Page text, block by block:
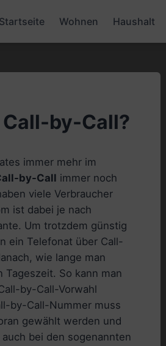
Startseite Wohnen Haushalt
by-Call?
immer mehr im
by-Call immer noch
viele Verbraucher
ist dabei je nach
Um trotzdem günstig
ein Telefonat über Call-
wie lange man
So kann man
by-Call-Vorwahl
by-Call-Nummer muss
gewählt werden und
bei den sogenannten